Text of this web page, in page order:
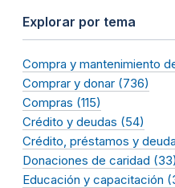
Explorar por tema
Compra y mantenimiento
Comprar y donar (736)
Compras (115)
Crédito y deudas (54)
Crédito, préstamos y
Donaciones de caridad (33)
Educación y capacitación